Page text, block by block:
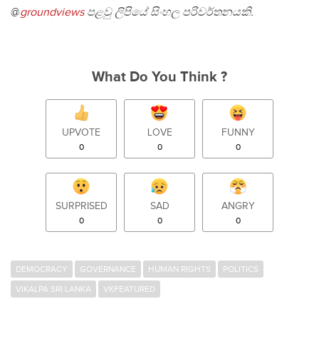
@groundviewsපළවු ලිපියේ සිංහල පරිවර්තනයකි.
What Do You Think ?
UPVOTE
0
LOVE
0
FUNNY
0
SURPRISED
0
SAD
0
ANGRY
0
DEMOCRACY GOVERNANCE HUMAN RIGHTS
POLITICS
VIKALPA SRI LANKA
VKFEATURED